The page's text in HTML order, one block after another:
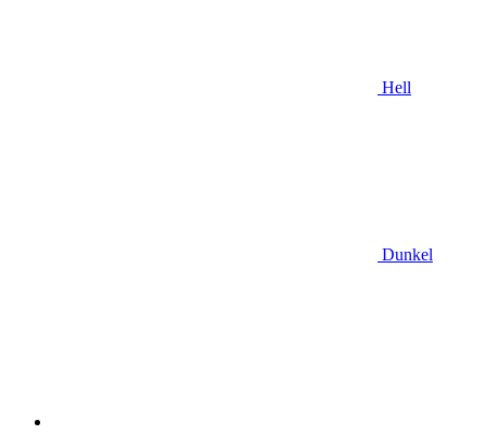
Hell
Dunkel